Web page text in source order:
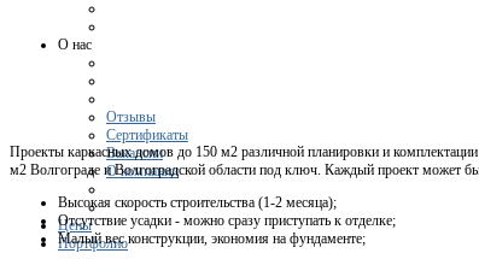
О нас
Отзывы
Сертификаты
Вакансии
О компании
Цены
Портфолио
Проекты каркасных домов до 150 м2 различной планировки и
м2 Волгограде и Волгоградской области под ключ. Каждый проект может
Высокая скорость строительства (1-2 месяца);
Отсутствие усадки - можно сразу приступать к отделке;
Малый вес конструкции, экономия на фундаменте;